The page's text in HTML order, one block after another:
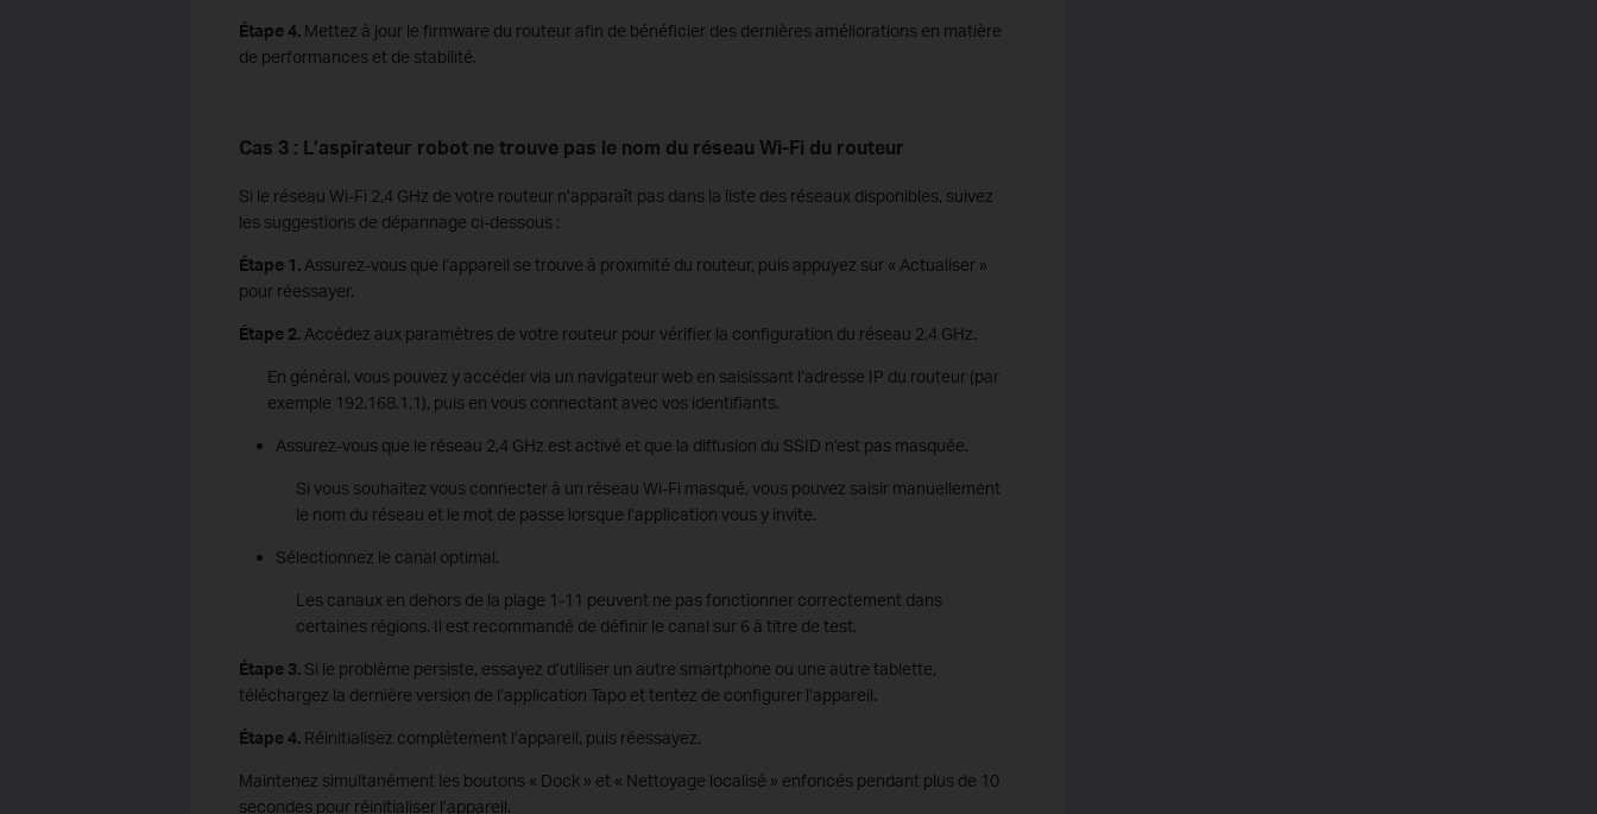
Étape 4. Mettez à jour le firmware du routeur afin de bénéficier des dernières améliorations en matière
de performances et de stabilité.
Cas 3 : L’aspirateur robot ne trouve pas le nom du réseau Wi-Fi du routeur
Si le réseau Wi-Fi 2,4 GHz de votre routeur n’apparaît pas dans la liste des réseaux disponibles, suivez
les suggestions de dépannage ci-dessous :
Étape 1. Assurez-vous que l’appareil se trouve à proximité du routeur, puis appuyez sur « Actualiser »
pour réessayer.
Étape 2. Accédez aux paramètres de votre routeur pour vérifier la configuration du réseau 2,4 GHz.
En général, vous pouvez y accéder via un navigateur web en saisissant l’adresse IP du routeur (par
exemple 192.168.1.1), puis en vous connectant avec vos identifiants.
Assurez-vous que le réseau 2,4 GHz est activé et que la diffusion du SSID n’est pas masquée.
Si vous souhaitez vous connecter à un réseau Wi-Fi masqué, vous pouvez saisir manuellement
le nom du réseau et le mot de passe lorsque l’application vous y invite.
Sélectionnez le canal optimal.
Les canaux en dehors de la plage 1-11 peuvent ne pas fonctionner correctement dans
certaines régions. Il est recommandé de définir le canal sur 6 à titre de test.
Étape 3. Si le problème persiste, essayez d’utiliser un autre smartphone ou une autre tablette,
téléchargez la dernière version de l’application Tapo et tentez de configurer l’appareil.
Étape 4. Réinitialisez complètement l’appareil, puis réessayez.
Maintenez simultanément les boutons « Dock » et « Nettoyage localisé » enfoncés pendant plus de 10
secondes pour réinitialiser l’appareil.